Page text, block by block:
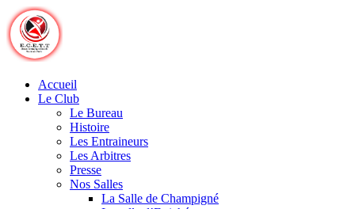
Skip
to
content
Accueil
Le Club
Le Bureau
Histoire
Les Entraineurs
Les Arbitres
Presse
Nos Salles
La Salle de Champigné